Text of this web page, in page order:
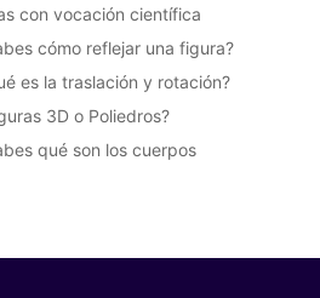
con vocación científica
cómo reflejar una figura?
es la traslación y rotación?
3D o Poliedros?
qué son los cuerpos